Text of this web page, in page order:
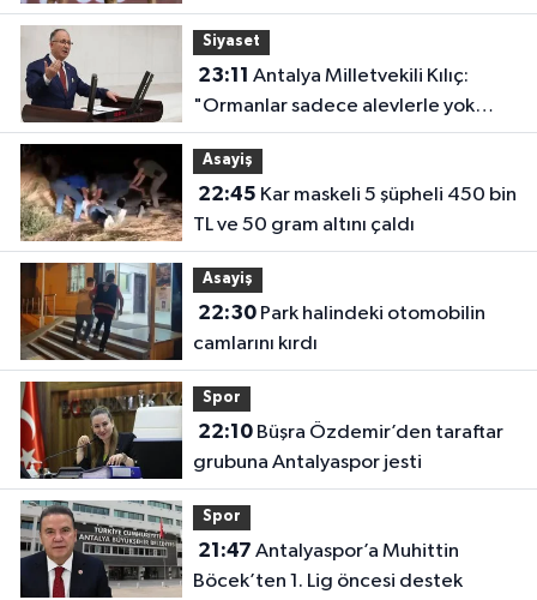
başladı
Siyaset
23:11
"Ormanlar sadece alevlerle yok
olmuyor"
Asayiş
22:45
TL ve 50 gram altını çaldı
Asayiş
22:30Park halindeki otomobilin
camlarını kırdı
Spor
22:10Büşra Özdemir’den taraftar
grubuna Antalyaspor jesti
Spor
21:47
Böcek’ten 1. Lig öncesi destek